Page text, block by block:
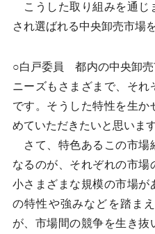
こうした取り組みを通じ
され選ばれる中央卸売市場
○白戸委員 都内の中央卸売
ニーズもさまざまで、そ
です。そうした特性を生
めていただきたいと思います
さて、特色あるこの市場
なるのが、それぞれの市
小さまざまな規模の市場
の特性や強みなどを踏ま
が、市場間の競争を生き抜